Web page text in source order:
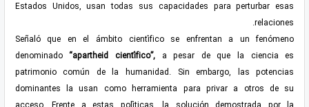
Estados Unidos, usan todas sus capacidades para perturbar esas
relaciones.
Señaló que en el ámbito científico se enfrentan a un fenómeno
denominado“apartheid científico”, a pesar de que la ciencia es
patrimonio común de la humanidad. Sin embargo, las potencias
dominantes la usan como herramienta para privar a otros de su